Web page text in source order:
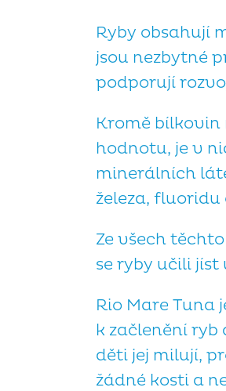
Ryby obsahují
jsou nezbytné
podporují
Kromě bílkovin
hodnotu, je v
minerálních
železa, fluoridu
Ze všech
se ryby učili jíst
Rio Mare Tuna
k začlenění ryb
děti jej milují,
žádné kosti a